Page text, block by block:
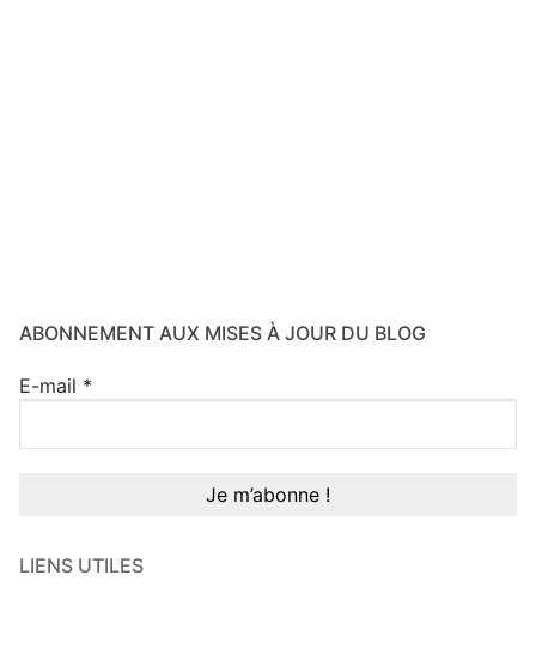
ABONNEMENT AUX MISES À JOUR DU BLOG
E-mail *
LIENS UTILES